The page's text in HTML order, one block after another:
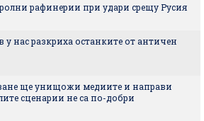
рафинерии при удари срещу Русия
нас разкриха останките от античен
ще унищожи медиите и направи
сценарии не са по-добри